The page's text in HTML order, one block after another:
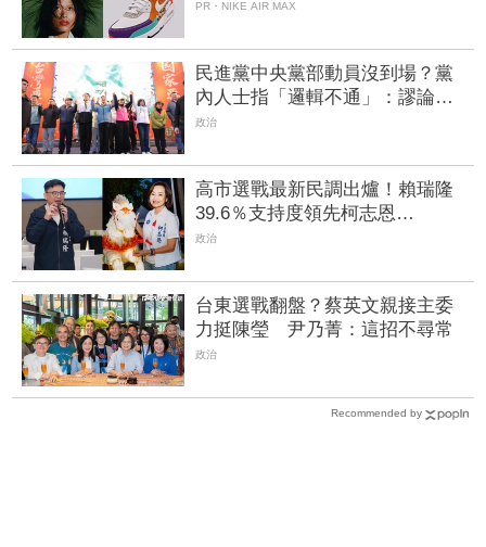
PR・NIKE AIR MAX
民進黨中央黨部動員沒到場？黨
內人士指「邏輯不通」：謬論不
攻自破 | FTNN 新聞網
政治
高市選戰最新民調出爐！賴瑞隆
39.6％支持度領先柯志恩
31.6％ 整片綠地「僅1區」見藍
政治
台東選戰翻盤？蔡英文親接主委
力挺陳瑩 尹乃菁：這招不尋常
政治
Recommended by